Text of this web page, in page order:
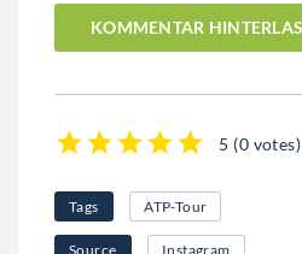
KOMMENTAR
5 (0 votes)
Tags ATP-Tour
Source Instagram